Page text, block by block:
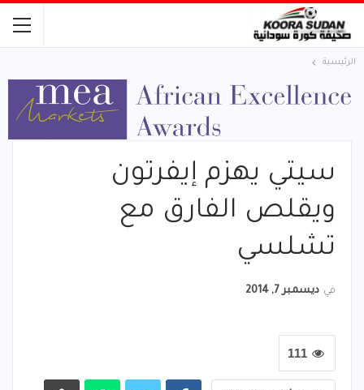
الرئيسية
سيتي يهزم إيفرتون
ويقلص الفارق مع
تشلسي
في ديسمبر 7, 2014
111